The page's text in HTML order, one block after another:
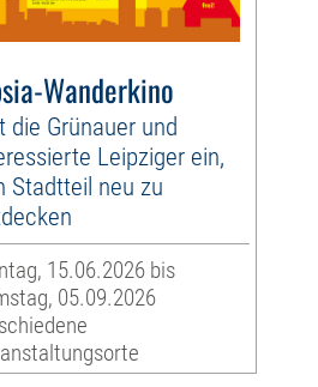
Wanderkino
die Grünauer und
Leipziger ein,
Stadtteil neu zu
15.06.2026 bis
05.09.2026